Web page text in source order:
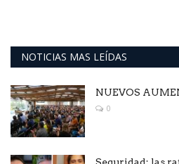
NOTICIAS MAS LEÍDAS
NUEVOS
0